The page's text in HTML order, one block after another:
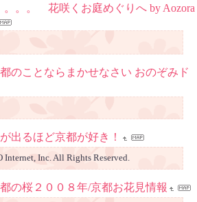
。。。 花咲くお庭めぐりへ by Aozora
のことならまかせなさい おのぞみド
出るほど京都が好き！
Inc. All Rights Reserved.
の桜２００８年/京都お花見情報